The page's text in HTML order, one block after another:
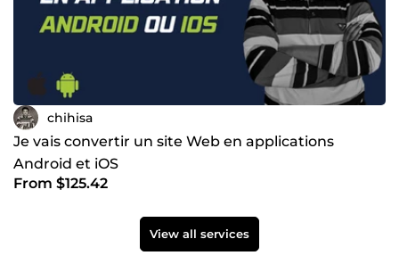
chihisa
Je vais convertir un site Web en applications
Android et iOS
From $125.42
View all services